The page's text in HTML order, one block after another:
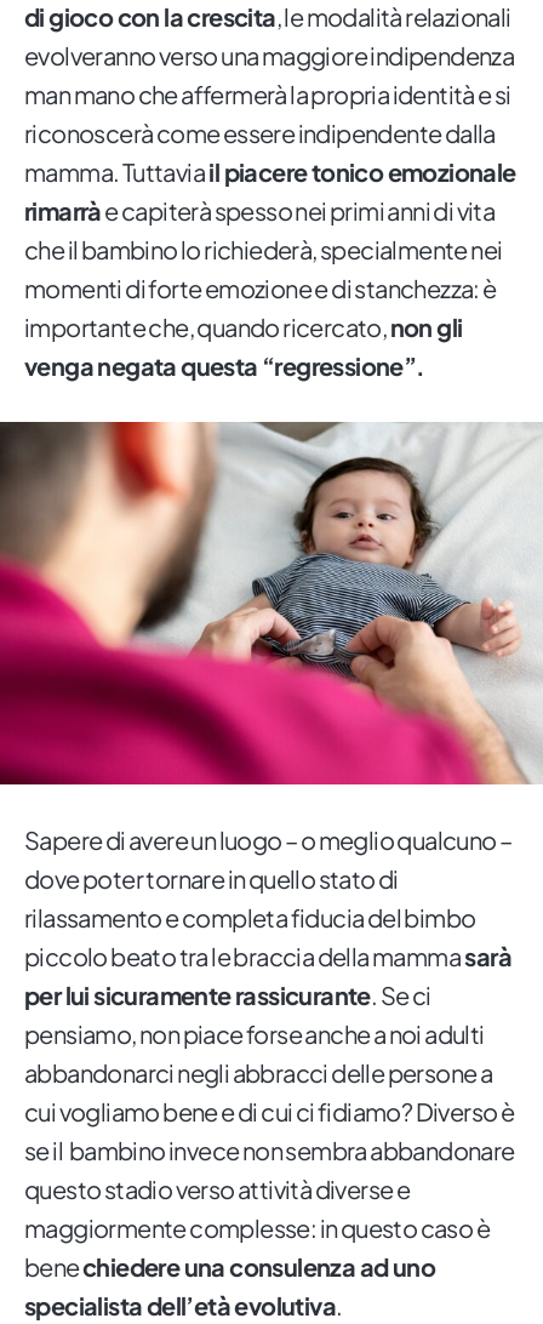
di gioco con la crescita, le modalità relazionali
evolveranno verso una maggiore indipendenza
man mano che affermerà la propria identità e si
riconoscerà come essere indipendente dalla
mamma. Tuttaviail piacere tonico emozionale
rimarràe capiterà spesso nei primi anni di vita
che il bambino lo richiederà, specialmente nei
momenti di forte emozione e di stanchezza: è
importante che, quando ricercato,non gli
venga negata questa “regressione”.
Sapere di avere un luogo – o meglio qualcuno –
dove poter tornare in quello stato di
rilassamento e completa fiducia del bimbo
piccolo beato tra le braccia della mammasarà
per lui sicuramente rassicurante. Se ci
pensiamo, non piace forse anche a noi adulti
abbandonarci negli abbracci delle persone a
cui vogliamo bene e di cui ci fidiamo? Diverso è
se il bambino invece non sembra abbandonare
questo stadio verso attività diverse e
maggiormente complesse: in questo caso è
benechiedere una consulenza ad uno
specialista dell’età evolutiva.